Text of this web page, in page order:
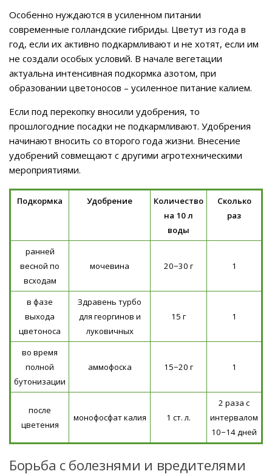
Особенно нуждаются в усиленном питании
современные голландские гибриды. Цветут из года в
год, если их активно подкармливают и не хотят, если им
не создали особых условий. В начале вегетации
актуальна интенсивная подкормка азотом, при
образовании цветоносов – усиленное питание калием.
Если под перекопку вносили удобрения, то
прошлогодние посадки не подкармливают. Удобрения
начинают вносить со второго года жизни. Внесение
удобрений совмещают с другими агротехническими
мероприятиями.
Подкормка Удобрение
Количество
на 10 л
воды
Сколько
раз
ранней
весной по
всходам
мочевина 20−30 г 1
в фазе
выхода
цветоноса
Здравень турбо
для георгинов и
луковичных
15 г 1
во время
полной
бутонизации
аммофоска 15−20 г 1
после
цветения
монофосфат калия 1 ст. л.
2 раза с
интервалом
10−14 дней
Борьба с болезнями и вредителями